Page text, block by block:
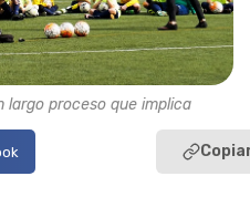
largo proceso que implica